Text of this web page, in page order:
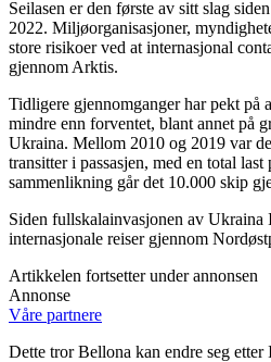
Seilasen er den første av sitt slag
2022. Miljøorganisasjoner,
store risikoer ved at internasjonal
gjennom Arktis.
Tidligere gjennomganger har pekt på
mindre enn forventet, blant annet på
Ukraina. Mellom 2010 og 2019 var
transitter i passasjen, med en total
sammenlikning går det 10.000 skip
Siden fullskalainvasjonen av
internasjonale reiser gjennom
Artikkelen fortsetter under annonsen
Annonse
Våre partnere
Dette tror Bellona kan endre seg